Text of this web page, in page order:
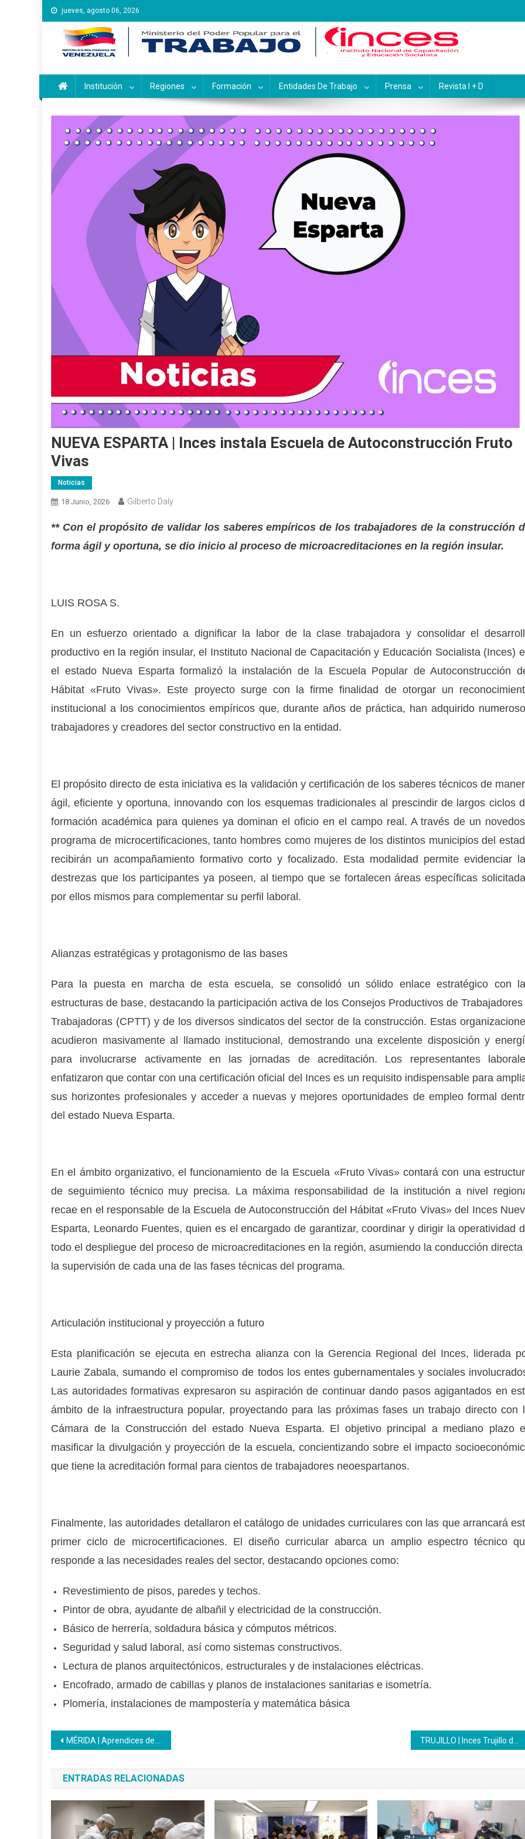
Saltar
al
contenido
jueves, agosto 06, 2026
Instituto Nacional de Capacitación y Educación
Inces
Institución Regiones Formación Entidades De Trabajo Prensa Revista I + D
NUEVA ESPARTA | Inces instala Escuela de Autoconstrucción Fruto
Vivas
Noticias
18 Junio, 2026 Gilberto Daly
** Con el propósito de validar los saberes empíricos de los trabajadores de la construcción
forma ágil y oportuna, se dio inicio al proceso de microacreditaciones en la región insular.
LUIS ROSA S.
En un esfuerzo orientado a dignificar la labor de la clase trabajadora y consolidar el
productivo en la región insular, el Instituto Nacional de Capacitación y Educación Socialista (Inces)
el estado Nueva Esparta formalizó la instalación de la Escuela Popular de Autoconstrucción
Hábitat «Fruto Vivas». Este proyecto surge con la firme finalidad de otorgar un
institucional a los conocimientos empíricos que, durante años de práctica, han adquirido
trabajadores y creadores del sector constructivo en la entidad.
El propósito directo de esta iniciativa es la validación y certificación de los saberes técnicos de
ágil, eficiente y oportuna, innovando con los esquemas tradicionales al prescindir de largos ciclos
formación académica para quienes ya dominan el oficio en el campo real. A través de un
programa de microcertificaciones, tanto hombres como mujeres de los distintos municipios del
recibirán un acompañamiento formativo corto y focalizado. Esta modalidad permite evidenciar
destrezas que los participantes ya poseen, al tiempo que se fortalecen áreas específicas
por ellos mismos para complementar su perfil laboral.
Alianzas estratégicas y protagonismo de las bases
Para la puesta en marcha de esta escuela, se consolidó un sólido enlace estratégico con
estructuras de base, destacando la participación activa de los Consejos Productivos de Trabajadores
Trabajadoras (CPTT) y de los diversos sindicatos del sector de la construcción. Estas
acudieron masivamente al llamado institucional, demostrando una excelente disposición y
para involucrarse activamente en las jornadas de acreditación. Los representantes
enfatizaron que contar con una certificación oficial del Inces es un requisito indispensable para
sus horizontes profesionales y acceder a nuevas y mejores oportunidades de empleo formal
del estado Nueva Esparta.
En el ámbito organizativo, el funcionamiento de la Escuela «Fruto Vivas» contará con una
de seguimiento técnico muy precisa. La máxima responsabilidad de la institución a nivel
recae en el responsable de la Escuela de Autoconstrucción del Hábitat «Fruto Vivas» del Inces
Esparta, Leonardo Fuentes, quien es el encargado de garantizar, coordinar y dirigir la operatividad
todo el despliegue del proceso de microacreditaciones en la región, asumiendo la conducción directa
la supervisión de cada una de las fases técnicas del programa.
Articulación institucional y proyección a futuro
Esta planificación se ejecuta en estrecha alianza con la Gerencia Regional del Inces, liderada
Laurie Zabala, sumando el compromiso de todos los entes gubernamentales y sociales
Las autoridades formativas expresaron su aspiración de continuar dando pasos agigantados en
ámbito de la infraestructura popular, proyectando para las próximas fases un trabajo directo con
Cámara de la Construcción del estado Nueva Esparta. El objetivo principal a mediano plazo
masificar la divulgación y proyección de la escuela, concientizando sobre el impacto
que tiene la acreditación formal para cientos de trabajadores neoespartanos.
Finalmente, las autoridades detallaron el catálogo de unidades curriculares con las que arrancará
primer ciclo de microcertificaciones. El diseño curricular abarca un amplio espectro técnico
responde a las necesidades reales del sector, destacando opciones como:
Revestimiento de pisos, paredes y techos.
Pintor de obra, ayudante de albañil y electricidad de la construcción.
Básico de herrería, soldadura básica y cómputos métricos.
Seguridad y salud laboral, así como sistemas constructivos.
Lectura de planos arquitectónicos, estructurales y de instalaciones eléctricas.
Encofrado, armado de cabillas y planos de instalaciones sanitarias e isometría.
Plomería, instalaciones de mampostería y matemática básica
Navegación
de
entradas
MÉRIDA | Aprendices del Inces fortalecen proyecto de vida con charla motivacional Juventud con Propósito
ENTRADAS RELACIONADAS